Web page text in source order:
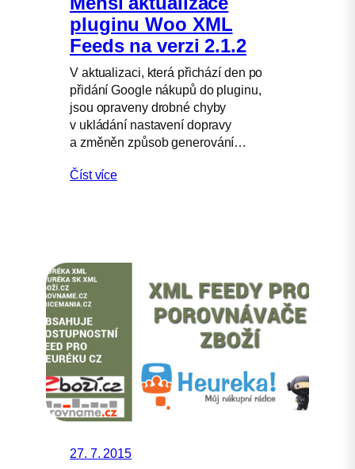
pluginu Woo XML
Feeds na verzi 2.1.2
V aktualizaci, která přichází den po
přidání Google nákupů do pluginu,
jsou opraveny drobné chyby
v ukládání nastavení dopravy
a změněn způsob generování…
Číst více
27. 7. 2015